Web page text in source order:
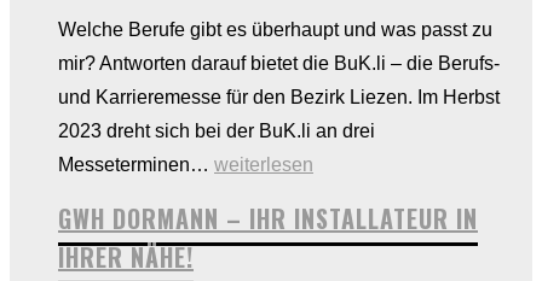
Welche Berufe gibt es überhaupt und was passt zu
mir? Antworten darauf bietet die BuK.li – die Berufs-
und Karrieremesse für den Bezirk Liezen. Im Herbst
2023 dreht sich bei der BuK.li an drei
Messeterminen… BUK.li:
oder
weiterlesen
GWH DORMANN – IHR INSTALLATEUR IN
IHRER NÄHE!